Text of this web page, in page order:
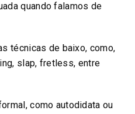
quando falamos de
técnicas de baixo, como,
slap, fretless, entre
como autodidata ou